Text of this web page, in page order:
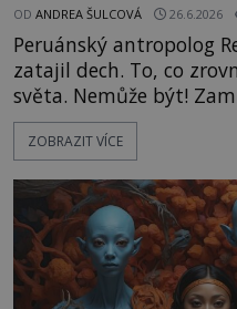
OD ANDREA ŠULCOVÁ 26.6.2026
Peruánský antropolog
zatajil dech. To, co
světa. Nemůže být!
peruánském městečku
legendárního Cuzca
Právě nalezl ostatky
nad nálezem kroutí
ZOBRAZIT VÍCE